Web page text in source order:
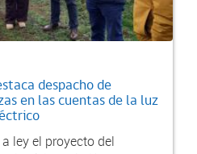
despacho de
en las cuentas de la luz
ley el proyecto del